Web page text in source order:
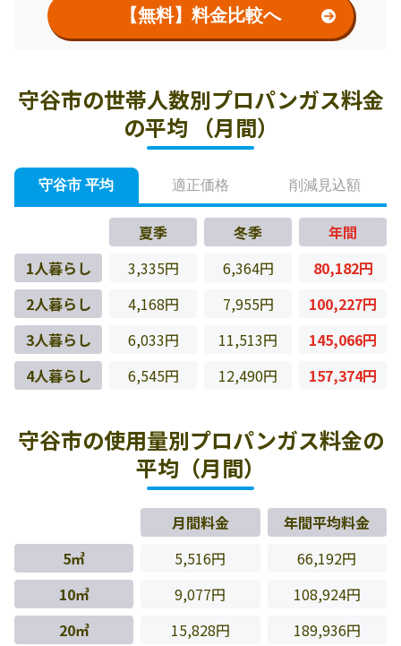
【無料】料金比較へ
守谷市の世帯人数別プロパンガス料金
の平均 （月間）
守谷市 平均 適正価格 削減見込額
夏季 冬季
年間
1人暮らし
3,335円 6,364円
80,182円
2人暮らし
4,168円 7,955円
100,227円
3人暮らし
6,033円 11,513円
145,066円
4人暮らし
6,545円 12,490円 157,374円
守谷市の使用量別プロパンガス料金の
平均（月間）
月間料金
年間平均料金
5㎥
5,516円
66,192円
10㎥
9,077円
108,924円
20㎥
15,828円
189,936円